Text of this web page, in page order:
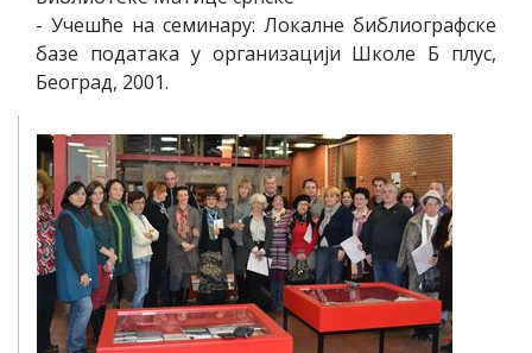
- Учешће на семинару: Локалне библиографске
базе података у организацији Школе Б плус,
Београд, 2001.